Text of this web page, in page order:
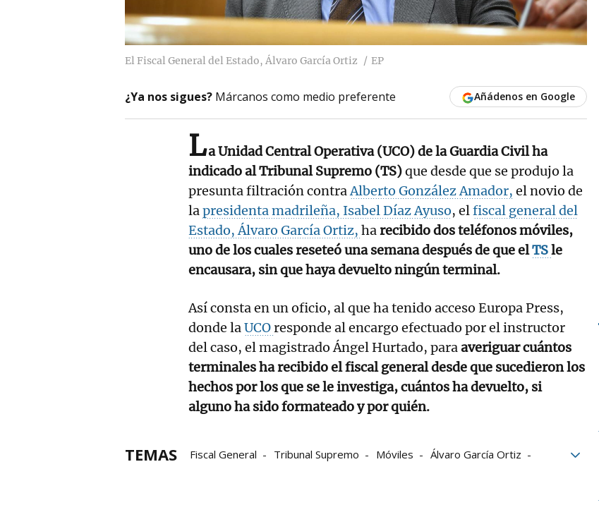
El Fiscal General del Estado, Álvaro García Ortiz EP
¿Ya nos sigues? Márcanos como medio preferente Añádenos en Google
La Unidad Central Operativa (UCO) de la Guardia Civil ha
indicado al Tribunal Supremo (TS)que desde que se produjo la
presunta filtración contraAlberto González Amador, el novio de
lapresidenta madrileña, Isabel Díaz Ayuso, elfiscal general del
Estado, Álvaro García Ortiz, harecibido dos teléfonos móviles,
uno de los cuales reseteó una semana después de que elTSle
encausara, sin que haya devuelto ningún terminal.
Así consta en un oficio, al que ha tenido acceso Europa Press,
donde laUCOresponde al encargo efectuado por el instructor
del caso, el magistrado Ángel Hurtado, paraaveriguar cuántos
terminales ha recibido el fiscal general desde que sucedieron los
hechos por los que se le investiga, cuántos ha devuelto, si
alguno ha sido formateado y por quién.
TEMAS Fiscal General Tribunal Supremo Móviles
Álvaro García Ortiz